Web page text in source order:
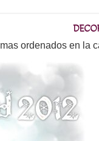
ordenados en la